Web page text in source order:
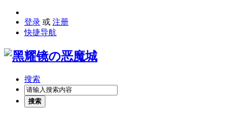
登录 或 注册
快捷导航
搜索
搜索